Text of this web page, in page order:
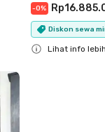
-0%
Diskon sewa
Lihat info